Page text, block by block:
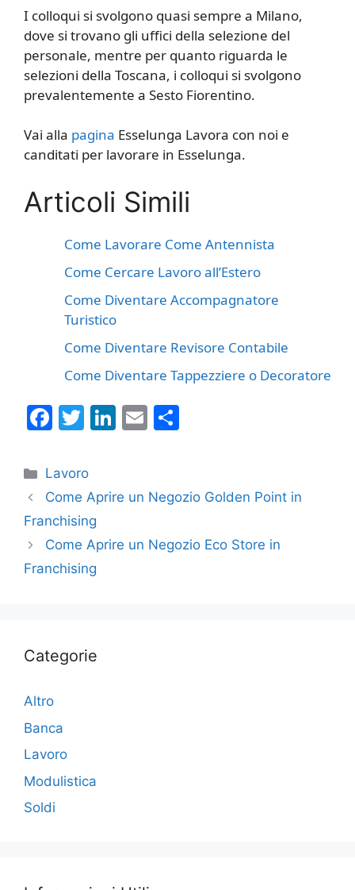
I colloqui si svolgono quasi sempre a Milano,
dove si trovano gli uffici della selezione del
personale, mentre per quanto riguarda le
selezioni della Toscana, i colloqui si svolgono
prevalentemente a Sesto Fiorentino.
Vai alla pagina Esselunga Lavora con noi e
canditati per lavorare in Esselunga.
Articoli Simili
Come Lavorare Come Antennista
Come Cercare Lavoro all’Estero
Come Diventare Accompagnatore
Turistico
Come Diventare Revisore Contabile
Come Diventare Tappezziere o Decoratore
F
c
e
b
o
o
T
itt
er
Li
e
n
E
l
di
di
Categorie
Lavoro
Come Aprire un Negozio Golden Point in
Franchising
Come Aprire un Negozio Eco Store in
Franchising
Categorie
Altro
Banca
Lavoro
Modulistica
Soldi